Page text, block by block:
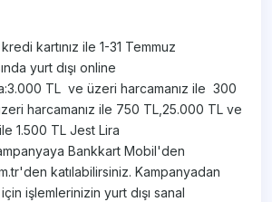
kartınız ile 1-31 Temmuz
yurt dışı online
TL ve üzeri harcamanız ile 300
harcamanız ile 750 TL,25.000 TL ve
1.500 TL Jest Lira
Bankkart Mobil'den
katılabilirsiniz. Kampanyadan
işlemlerinizin yurt dışı sanal